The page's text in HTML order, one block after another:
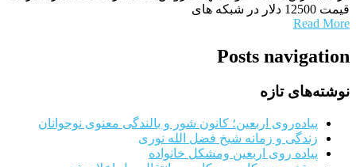
قیمت 12500 دلار در شبکه های
Read More
Posts navigation
نوشته‌های تازه
پیاده‌روی اربعین؛ کانون شور و بالندگی معنوی نوجوانان
زندگی و زمانه شیخ فضل الله نوری
پیاده روی اربعین ومشکل خانواده